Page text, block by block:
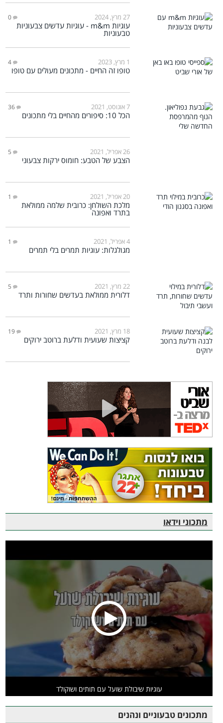
27 מרץ, 2024 0
עוגיות m&m - עוגיות עדשים צבעוניות
טבעוניות
1 מרץ, 2023 4
טופו זה החיים - מתכונים מעולים עם טופו
7 אוגוסט, 2021 36
הכל 10: סיפורים מהחיים בלי מתכונים
26 אפריל, 2021 5
הצבע של הטבע: חומוס ירקות צבעוני
20 אפריל, 2021 1
מלכת השולחן: כרובית שלמה ממולאת
בתרד ואפונה
4 אפריל, 2021 1
מגולגלות: עוגיות תמרים בלי תמרים
22 מרץ, 2021 5
דלורית ממולאת בעדשים שחורות ותרד
18 מרץ, 2021 19
קציצות שעועית ודלעת ברוטב ירוקים
מתכוני וידאו
עוגיות שיבולת שועל עם תותים ושוקולד
מתכונים טבעוניים ונהנים